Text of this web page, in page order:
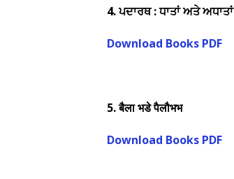
4.ਪਦਾਰਥ : ਧਾਤਾਂ ਅਤੇ ਅਧਾਤਾਂ
Download Books PDF
5.बैला भडे पैलौभभ
Download Books PDF